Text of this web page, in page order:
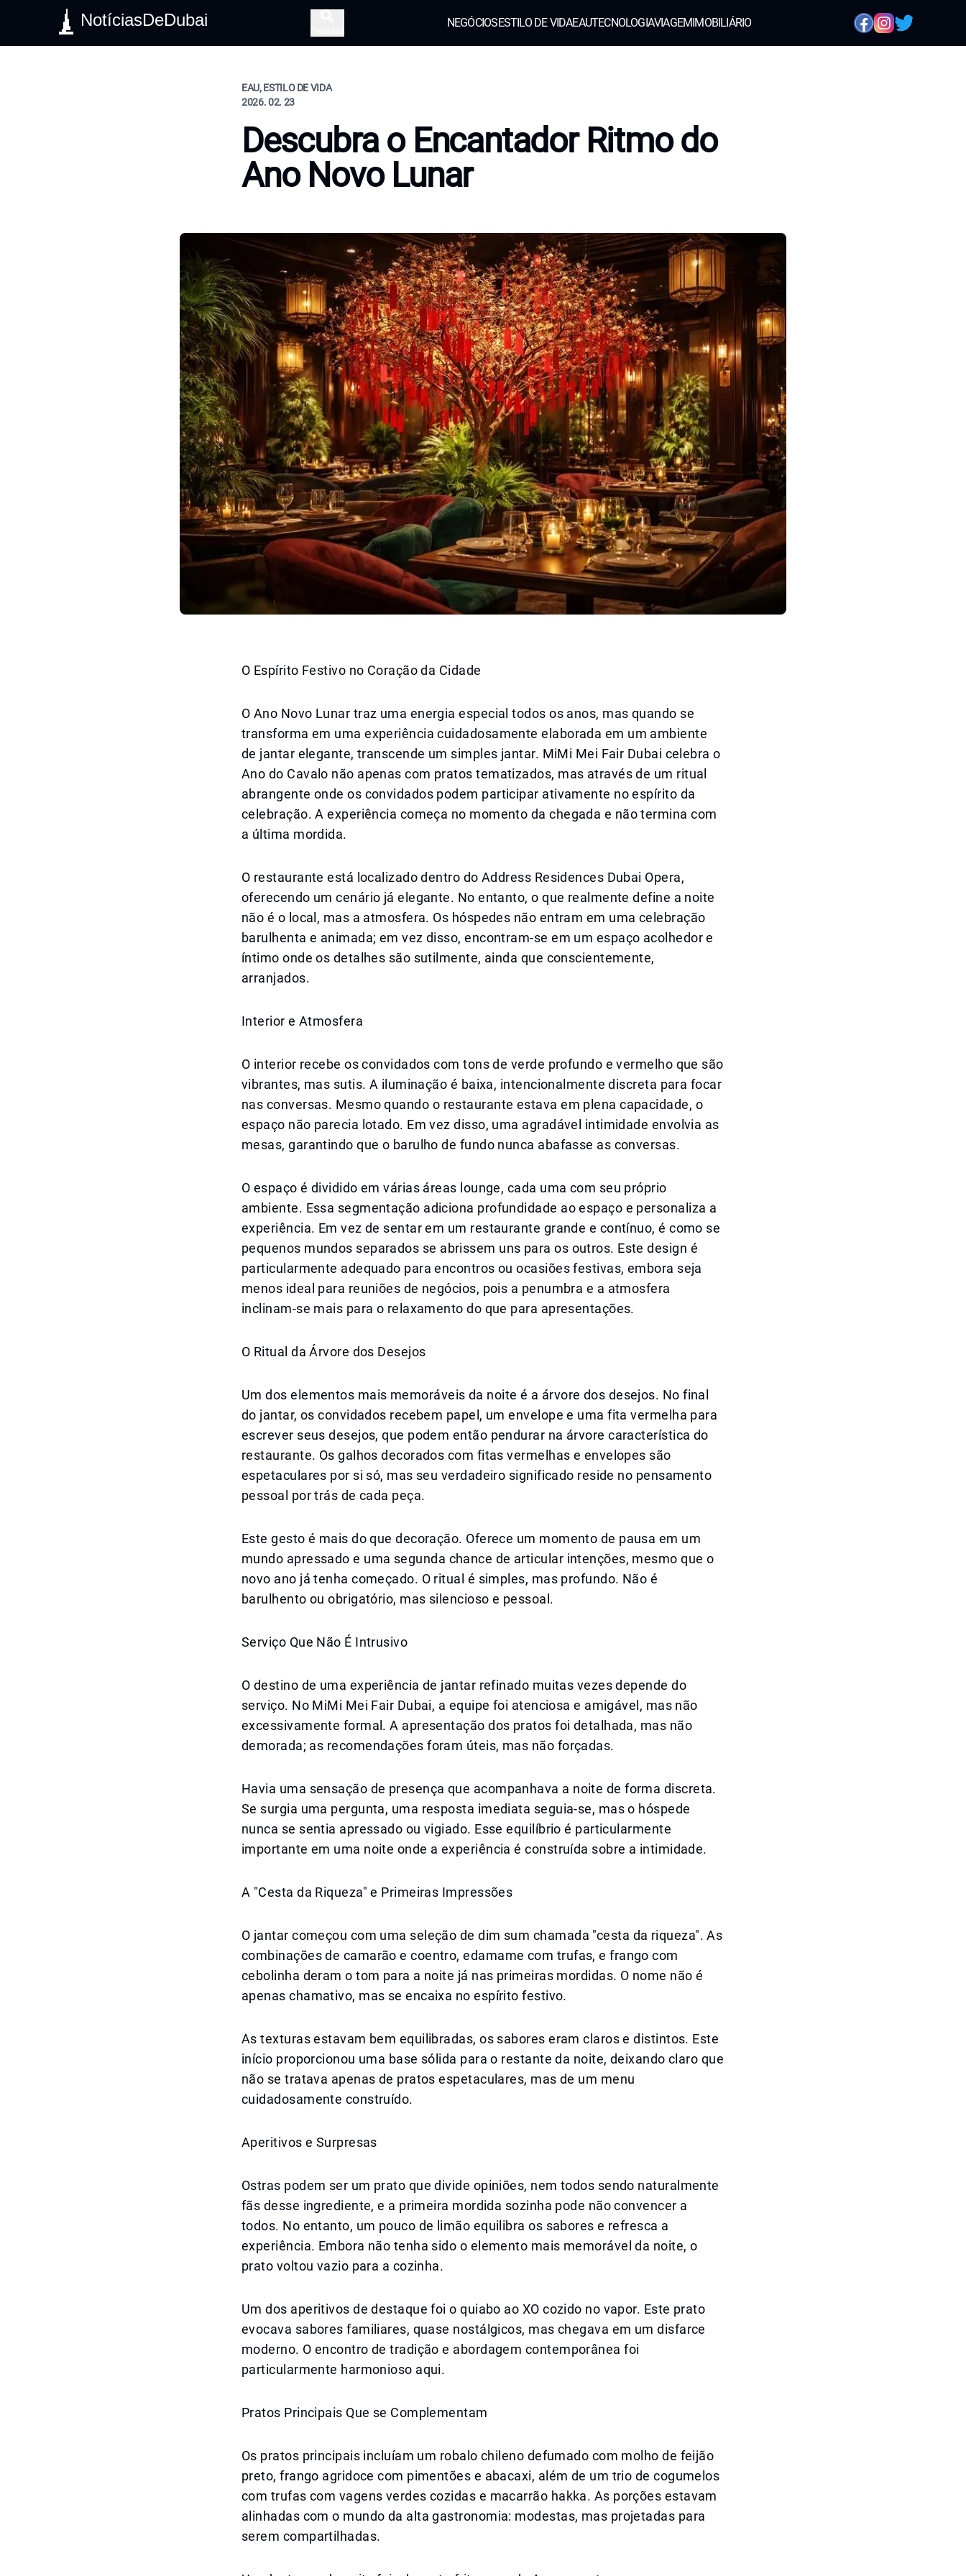
NotíciasDeDubai NEGÓCIOSESTILO DE VIDAEAUTECNOLOGIAVIAGEMIMOBILIÁRIO
EAU, ESTILO DE VIDA
2026. 02. 23
Descubra o Encantador Ritmo do
Ano Novo Lunar
O Espírito Festivo no Coração da Cidade
O Ano Novo Lunar traz uma energia especial todos os anos, mas quando se
transforma em uma experiência cuidadosamente elaborada em um ambiente
de jantar elegante, transcende um simples jantar. MiMi Mei Fair Dubai celebra o
Ano do Cavalo não apenas com pratos tematizados, mas através de um ritual
abrangente onde os convidados podem participar ativamente no espírito da
celebração. A experiência começa no momento da chegada e não termina com
a última mordida.
O restaurante está localizado dentro do Address Residences Dubai Opera,
oferecendo um cenário já elegante. No entanto, o que realmente define a noite
não é o local, mas a atmosfera. Os hóspedes não entram em uma celebração
barulhenta e animada; em vez disso, encontram-se em um espaço acolhedor e
íntimo onde os detalhes são sutilmente, ainda que conscientemente,
arranjados.
Interior e Atmosfera
O interior recebe os convidados com tons de verde profundo e vermelho que são
vibrantes, mas sutis. A iluminação é baixa, intencionalmente discreta para focar
nas conversas. Mesmo quando o restaurante estava em plena capacidade, o
espaço não parecia lotado. Em vez disso, uma agradável intimidade envolvia as
mesas, garantindo que o barulho de fundo nunca abafasse as conversas.
O espaço é dividido em várias áreas lounge, cada uma com seu próprio
ambiente. Essa segmentação adiciona profundidade ao espaço e personaliza a
experiência. Em vez de sentar em um restaurante grande e contínuo, é como se
pequenos mundos separados se abrissem uns para os outros. Este design é
particularmente adequado para encontros ou ocasiões festivas, embora seja
menos ideal para reuniões de negócios, pois a penumbra e a atmosfera
inclinam-se mais para o relaxamento do que para apresentações.
O Ritual da Árvore dos Desejos
Um dos elementos mais memoráveis da noite é a árvore dos desejos. No final
do jantar, os convidados recebem papel, um envelope e uma fita vermelha para
escrever seus desejos, que podem então pendurar na árvore característica do
restaurante. Os galhos decorados com fitas vermelhas e envelopes são
espetaculares por si só, mas seu verdadeiro significado reside no pensamento
pessoal por trás de cada peça.
Este gesto é mais do que decoração. Oferece um momento de pausa em um
mundo apressado e uma segunda chance de articular intenções, mesmo que o
novo ano já tenha começado. O ritual é simples, mas profundo. Não é
barulhento ou obrigatório, mas silencioso e pessoal.
Serviço Que Não É Intrusivo
O destino de uma experiência de jantar refinado muitas vezes depende do
serviço. No MiMi Mei Fair Dubai, a equipe foi atenciosa e amigável, mas não
excessivamente formal. A apresentação dos pratos foi detalhada, mas não
demorada; as recomendações foram úteis, mas não forçadas.
Havia uma sensação de presença que acompanhava a noite de forma discreta.
Se surgia uma pergunta, uma resposta imediata seguia-se, mas o hóspede
nunca se sentia apressado ou vigiado. Esse equilíbrio é particularmente
importante em uma noite onde a experiência é construída sobre a intimidade.
A "Cesta da Riqueza" e Primeiras Impressões
O jantar começou com uma seleção de dim sum chamada "cesta da riqueza". As
combinações de camarão e coentro, edamame com trufas, e frango com
cebolinha deram o tom para a noite já nas primeiras mordidas. O nome não é
apenas chamativo, mas se encaixa no espírito festivo.
As texturas estavam bem equilibradas, os sabores eram claros e distintos. Este
início proporcionou uma base sólida para o restante da noite, deixando claro que
não se tratava apenas de pratos espetaculares, mas de um menu
cuidadosamente construído.
Aperitivos e Surpresas
Ostras podem ser um prato que divide opiniões, nem todos sendo naturalmente
fãs desse ingrediente, e a primeira mordida sozinha pode não convencer a
todos. No entanto, um pouco de limão equilibra os sabores e refresca a
experiência. Embora não tenha sido o elemento mais memorável da noite, o
prato voltou vazio para a cozinha.
Um dos aperitivos de destaque foi o quiabo ao XO cozido no vapor. Este prato
evocava sabores familiares, quase nostálgicos, mas chegava em um disfarce
moderno. O encontro de tradição e abordagem contemporânea foi
particularmente harmonioso aqui.
Pratos Principais Que se Complementam
Os pratos principais incluíam um robalo chileno defumado com molho de feijão
preto, frango agridoce com pimentões e abacaxi, além de um trio de cogumelos
com trufas com vagens verdes cozidas e macarrão hakka. As porções estavam
alinhadas com o mundo da alta gastronomia: modestas, mas projetadas para
serem compartilhadas.